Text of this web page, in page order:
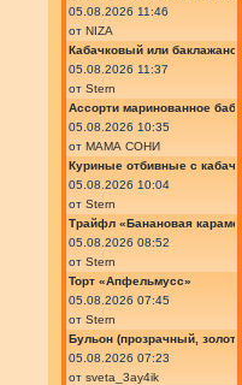
05.08.2026 11:46
от NIZA
Кабачковый или
05.08.2026 11:37
от Stern
Ассорти маринованное
05.08.2026 10:35
от МАМА СОНИ
Куриные отбивные с
05.08.2026 10:04
от Stern
Трайфл «Банановая
05.08.2026 08:52
от Stern
Торт «Апфельмусс»
05.08.2026 07:45
от Stern
Бульон (прозрачный,
05.08.2026 07:23
от sveta_3ay4ik